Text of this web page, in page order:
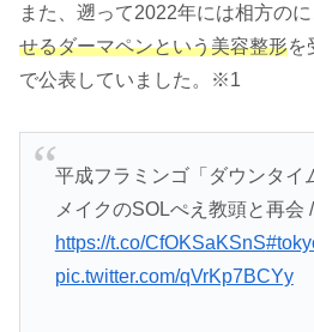
また、遡って2022年には相方のに
せるダーマペンという美容整形を
で公表していました。※1
平成フラミンゴ「ダウンタ
メイクのSOLぺえ教頭と再会 /
https://t.co/CfOKSaKSnS
pic.twitter.com/qVrKp7BCYy